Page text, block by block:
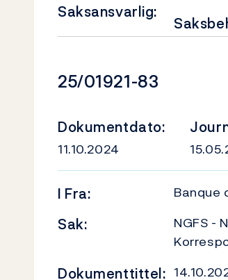
Saksansvarlig:
Dokumentnummer
25/01921-83
Dokumentdato:
11.10.2024
I Fra: Banque
Sak:
NGFS -
Dokumenttittel: